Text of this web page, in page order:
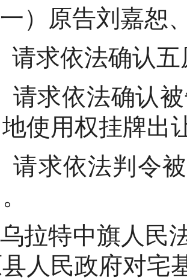
一）原告刘嘉
请求依法确认
请求依法确认
使用权挂牌出
请求依法判令
拉特中旗人民
人民政府对宅